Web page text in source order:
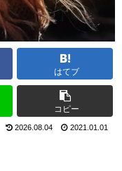
はてブ
コピー
2026.08.04 2021.01.01